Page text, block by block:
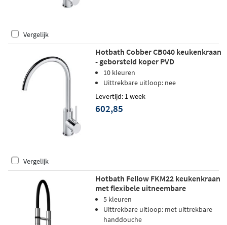
Vergelijk
Hotbath Cobber CB040 keukenkraan
- geborsteld koper PVD
10 kleuren
Uittrekbare uitloop: nee
Levertijd: 1 week
602,85
Vergelijk
Hotbath Fellow FKM22 keukenkraan
met flexibele uitneembare
handdouche - geborsteld koper PVD
5 kleuren
Uittrekbare uitloop: met uittrekbare
handdouche